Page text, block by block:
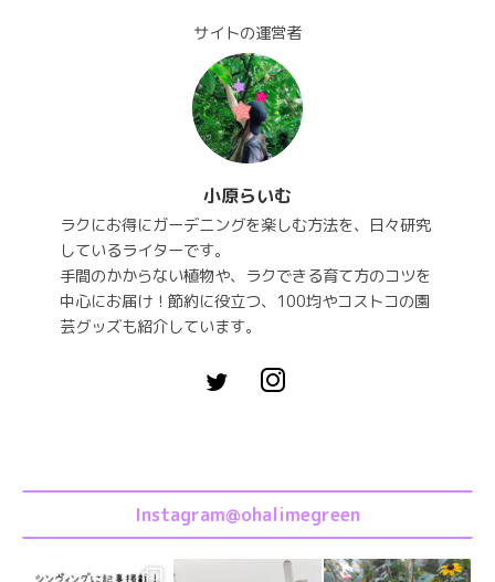
サイトの運営者
小原らいむ
ラクにお得にガーデニングを楽しむ方法を、日々研究
しているライターです。
手間のかからない植物や、ラクできる育て方のコツを
中心にお届け！節約に役立つ、100均やコストコの園
芸グッズも紹介しています。
Instagram@ohalimegreen